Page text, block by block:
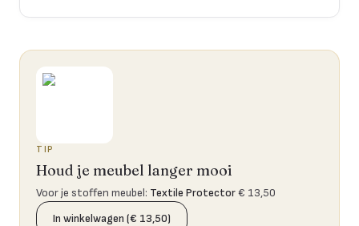
TIP
Houd je meubel langer mooi
Voor je stoffen meubel: Textile Protector€ 13,50
In winkelwagen (€ 13,50)